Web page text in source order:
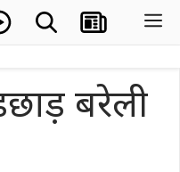
बरेली